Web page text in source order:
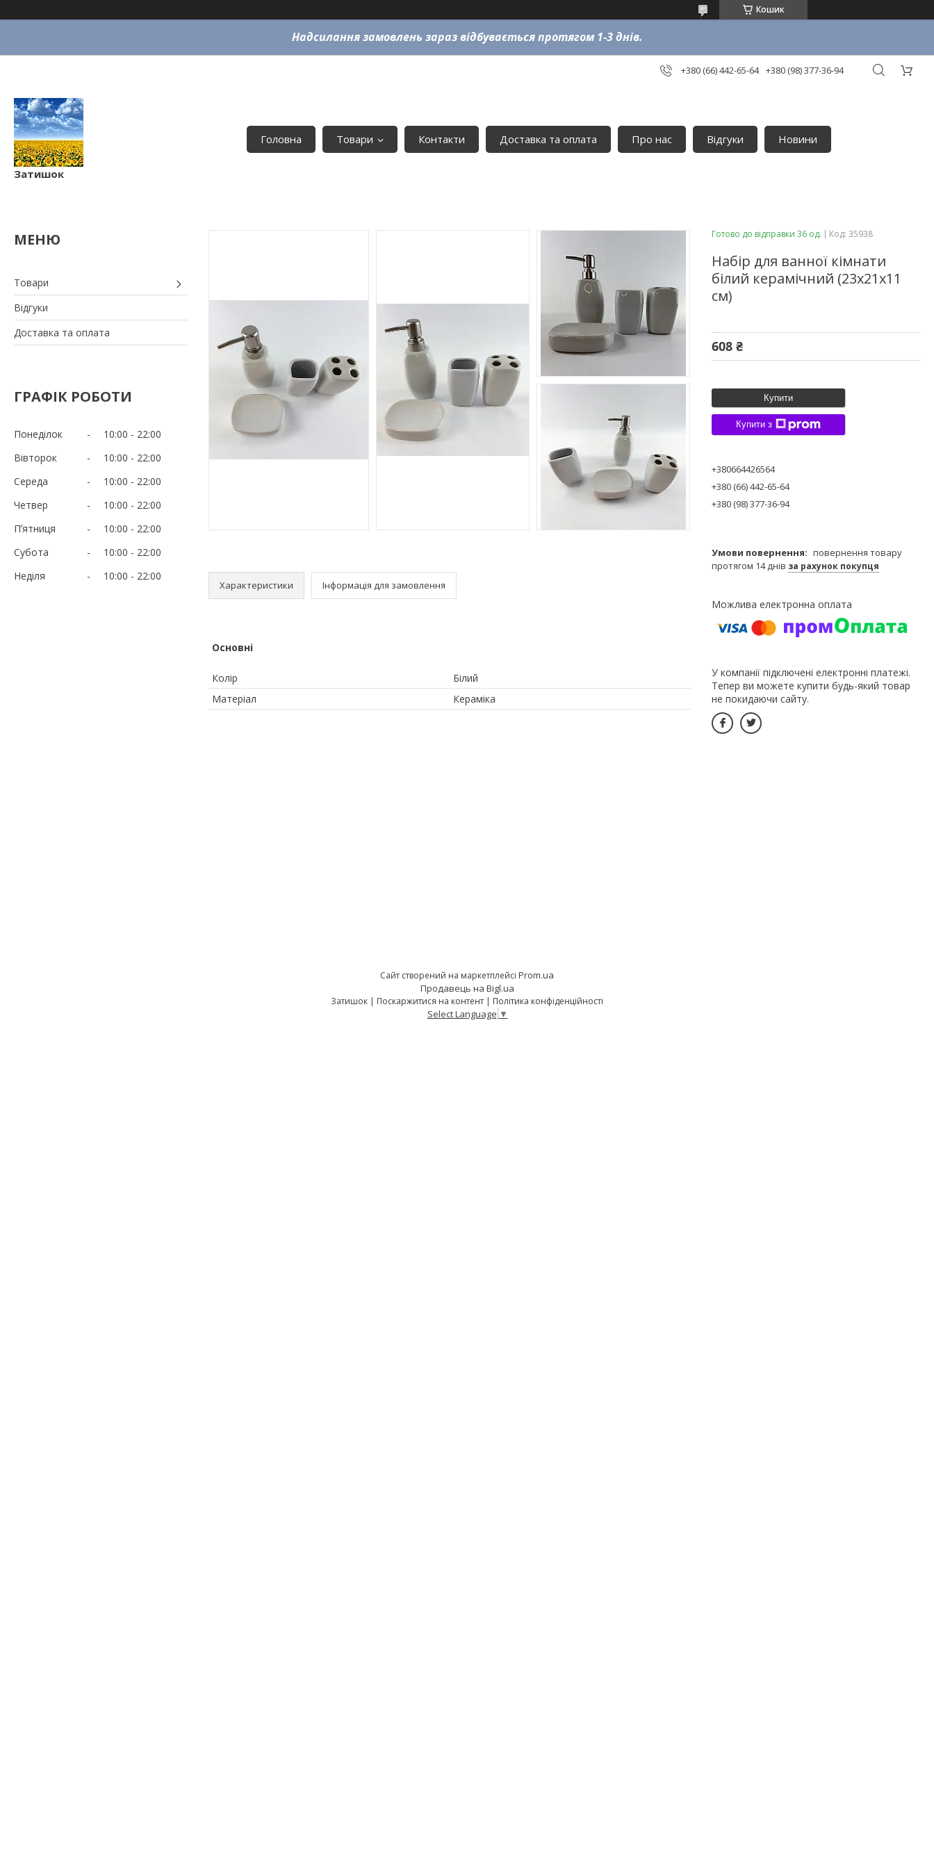
Кошик
Надсилання замовлень зараз відбувається протягом 1-3 днів.
+380 (66) 442-65-64 +380 (98) 377-36-94
Затишок
Головна Товари Контакти Доставка та оплата Про нас Відгуки Новини
Товари
Відгуки
Доставка та оплата
ГРАФІК РОБОТИ
Понеділок 10:00
22:00
Вівторок
10:00
22:00
Середа
10:00
22:00
Четвер
10:00
22:00
Пʼятниця
10:00
22:00
Субота
10:00
22:00
Неділя
10:00 22:00
Характеристики Інформація для замовлення
Основні
Колір
Білий
Матеріал
Кераміка
Готово до відправки 36 од. Код: 35938
Набір для ванної кімнати
білий керамічний (23х21х11
см)
608 ₴
Купити
Купити з
+380664426564
+380 (66) 442-65-64
+380 (98) 377-36-94
повернення товару
протягом 14 днів за рахунок покупця
У компанії підключені електронні платежі.
Тепер ви можете купити будь-який товар
не покидаючи сайту.
Сайт створений на маркетплейсі Prom.ua
Продавець на Bigl.ua
Затишок | Поскаржитися на контент | Політика конфіденційності
Select Language ▼